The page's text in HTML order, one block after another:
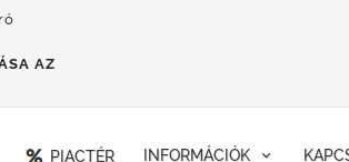
AZ
PIACTÉR INFORMÁCIÓK